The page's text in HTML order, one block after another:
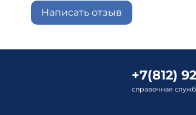
Написать отзыв
+7(812)
справочная